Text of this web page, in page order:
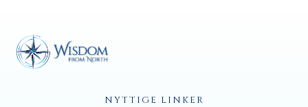
NYTTIGE LINKER